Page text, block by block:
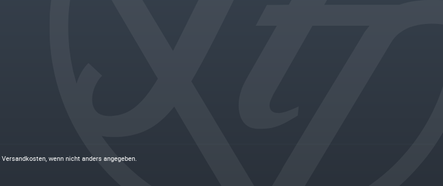
Versandkosten, wenn nicht anders angegeben.